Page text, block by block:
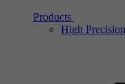
Products
High